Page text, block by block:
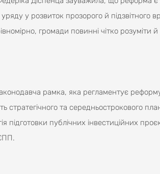
у розвиток прозорого й підзвітного
громади повинні чітко
рамка, яка регламентує
стратегічного та середньострокового
підготовки публічних інвестиційних